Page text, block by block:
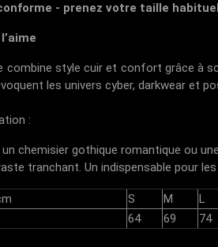
- prenez votre taille
combine style cuir et confort grâce à
les univers cyber, darkwear et
:
chemisier gothique romantique ou
tranchant. Un indispensable pour
S M L
64 69 74